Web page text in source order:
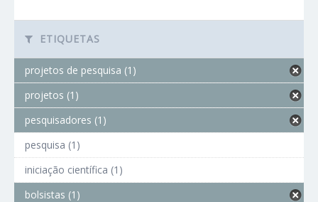
ETIQUETAS
projetos de pesquisa (1)
projetos (1)
pesquisadores (1)
pesquisa (1)
iniciação científica (1)
bolsistas (1)